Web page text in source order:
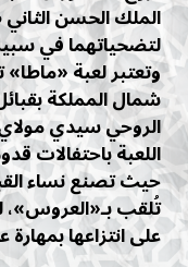
الملك الحسن الثاني
لتضحياتهما في
وتعتبر لعبة
شمال المملكة
الروحي سيدي
اللعبة باحتفالات
حيث تصنع نساء
تُلقب بـ«العروس»،
على انتزاعها بمهارة